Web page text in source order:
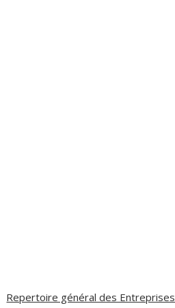
Repertoire général des Entreprises